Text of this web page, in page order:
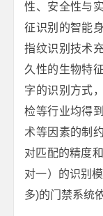
性、安全性与
征识别的智能
指纹识别技术
久性的生物特
字的识别方式
检等行业均得
术等因素的制
对匹配的精度
对一）的识别
多)的门禁系统